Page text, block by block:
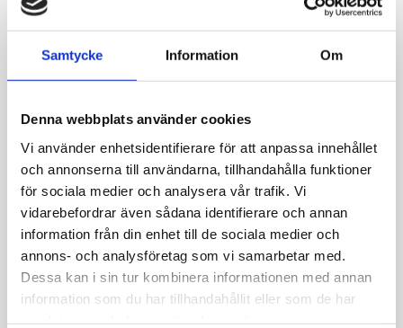
Samtycke Information Om
Denna webbplats använder cookies
Vi använder enhetsidentifierare för att anpassa innehållet
och annonserna till användarna, tillhandahålla funktioner
för sociala medier och analysera vår trafik. Vi
vidarebefordrar även sådana identifierare och annan
information från din enhet till de sociala medier och
annons- och analysföretag som vi samarbetar med.
Dessa kan i sin tur kombinera informationen med annan
information som du har tillhandahållit eller som de har
SAVONA chain necklace
1 699kr
SAVONA bracelet
999kr